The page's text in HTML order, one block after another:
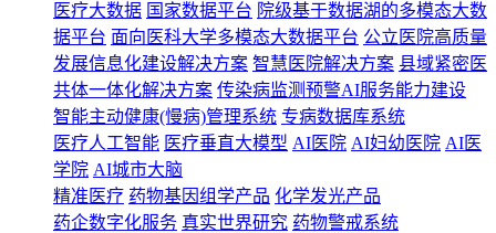
医疗大数据 国家数据平台 院级基于数据湖的多模态大数
据平台 面向医科大学多模态大数据平台 公立医院高质量
发展信息化建设解决方案 智慧医院解决方案 县域紧密医
共体一体化解决方案 传染病监测预警AI服务能力建设
智能主动健康(慢病)管理系统 专病数据库系统
医疗人工智能 医疗垂直大模型 AI医院 AI妇幼医院 AI医
学院 AI城市大脑
精准医疗 药物基因组学产品 化学发光产品
药企数字化服务 真实世界研究 药物警戒系统